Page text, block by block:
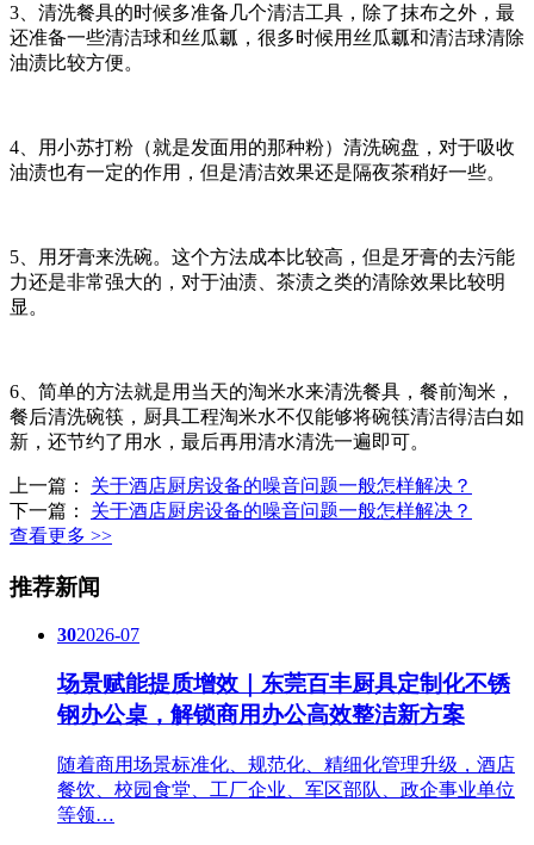
3、清洗餐具的时候多准备几个清洁工具，除了抹布之外，最
还准备一些清洁球和丝瓜瓤，很多时候用丝瓜瓤和清洁球清除
油渍比较方便。
4、用小苏打粉（就是发面用的那种粉）清洗碗盘，对于吸收
油渍也有一定的作用，但是清洁效果还是隔夜茶稍好一些。
5、用牙膏来洗碗。这个方法成本比较高，但是牙膏的去污能
力还是非常强大的，对于油渍、茶渍之类的清除效果比较明
显。
6、简单的方法就是用当天的淘米水来清洗餐具，餐前淘米，
餐后清洗碗筷，厨具工程淘米水不仅能够将碗筷清洁得洁白如
新，还节约了用水，最后再用清水清洗一遍即可。
上一篇： 关于酒店厨房设备的噪音问题一般怎样解决？
下一篇： 关于酒店厨房设备的噪音问题一般怎样解决？
查看更多 >>
推荐新闻
302026-07
场景赋能提质增效｜东莞百丰厨具定制化不锈
钢办公桌，解锁商用办公高效整洁新方案
随着商用场景标准化、规范化、精细化管理升级，酒店
餐饮、校园食堂、工厂企业、军区部队、政企事业单位
等领…